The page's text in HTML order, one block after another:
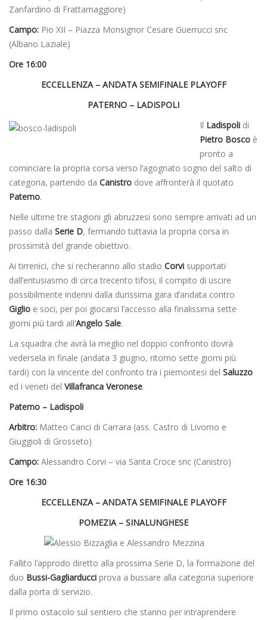
Zanfardino di Frattamaggiore)
Campo: Pio XII – Piazza Monsignor Cesare Guerrucci snc
(Albano Laziale)
Ore 16:00
ECCELLENZA – ANDATA SEMIFINALE PLAYOFF
PATERNO – LADISPOLI
Il Ladispoli di
Pietro Bosco è
pronto a
cominciare la propria corsa verso l’agognato sogno del salto di
categoria, partendo da Canistro dove affronterà il quotato
Paterno.
Nelle ultime tre stagioni gli abruzzesi sono sempre arrivati ad un
passo dalla Serie D, fermando tuttavia la propria corsa in
prossimità del grande obiettivo.
Ai tirrenici, che si recheranno allo stadio Corvi supportati
dall’entusiasmo di circa trecento tifosi, il compito di uscire
possibilmente indenni dalla durissima gara d’andata contro
Giglio e soci, per poi giocarsi l’accesso alla finalissima sette
giorni più tardi all’Angelo Sale.
La squadra che avrà la meglio nel doppio confronto dovrà
vedersela in finale (andata 3 giugno, ritorno sette giorni più
tardi) con la vincente del confronto tra i piemontesi del Saluzzo
ed i veneti del Villafranca Veronese.
Paterno – Ladispoli
Arbitro: Matteo Canci di Carrara (ass. Castro di Livorno e
Giuggioli di Grosseto)
Campo: Alessandro Corvi – via Santa Croce snc (Canistro)
Ore 16:30
ECCELLENZA – ANDATA SEMIFINALE PLAYOFF
POMEZIA – SINALUNGHESE
Fallito l’approdo diretto alla prossima Serie D, la formazione del
duo Bussi-Gagliarducci prova a bussare alla categoria superiore
dalla porta di servizio.
Il primo ostacolo sul sentiero che stanno per intraprendere